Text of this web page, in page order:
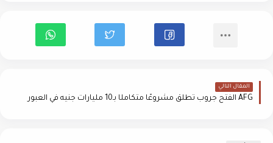
المقال التالي
AFG الفتح جروب تطلق مشروعًا متكاملًا بـ10 مليارات جنيه في العبور